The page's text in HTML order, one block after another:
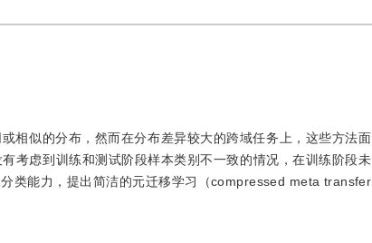
相似的分布，然而在分布差异较大的跨域任务上，这些方法面
考虑到训练和测试阶段样本类别不一致的情况，在训练阶段未
类能力，提出简洁的元迁移学习（compressed meta transfer